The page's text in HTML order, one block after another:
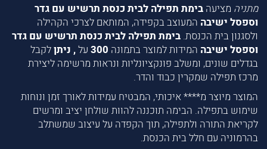
מתניה מציעה בימת תפילה לבית כנסת תרשיש עם גדר
וספסל ישיבה המעוצב בקפידה, המותאם לצרכי הקהילה
ולסגנון בית הכנסת. בימת תפילה לבית כנסת תרשיש עם גדר
וספסל ישיבה המידות למוצר בתמונה 300 על, ניתןלקבל
בגדלים שונים, ומשלב פונקציונליות ונראות מרשימה ליצירת
מרכז תפילה שמקרין כבוד והדר.
המוצר מיוצר מ**** איכותי, המבטיח עמידות לאורך זמן ונוחות
שימוש בתפילה. הבימה תוכננה להוות שולחן יציב ומרשים
לקריאת התורה ולתפילה, תוך הקפדה על עיצוב שמשתלב
בהרמוניה עם חלל בית הכנסת.